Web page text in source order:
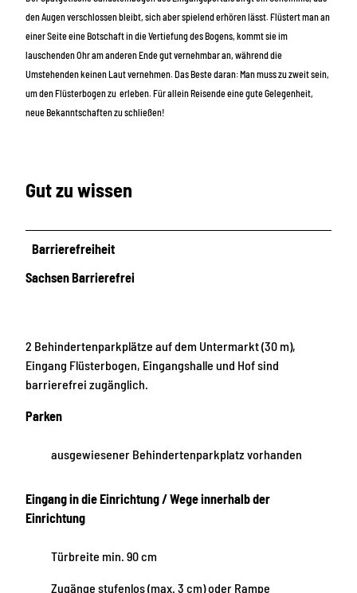
den Augen verschlossen bleibt, sich aber spielend erhören lässt. Flüstert man an
einer Seite eine Botschaft in die Vertiefung des Bogens, kommt sie im
lauschenden Ohr am anderen Ende gut vernehmbar an, während die
Umstehenden keinen Laut vernehmen. Das Beste daran: Man muss zu zweit sein,
um den Flüsterbogen zu erleben. Für allein Reisende eine gute Gelegenheit,
neue Bekanntschaften zu schließen!
Gut zu wissen
Barrierefreiheit
Sachsen Barrierefrei
2 Behindertenparkplätze auf dem Untermarkt (30 m),
Eingang Flüsterbogen, Eingangshalle und Hof sind
barrierefrei zugänglich.
Parken
ausgewiesener Behindertenparkplatz vorhanden
Eingang in die Einrichtung / Wege innerhalb der
Einrichtung
Türbreite min. 90 cm
Zugänge stufenlos (max. 3 cm) oder Rampe